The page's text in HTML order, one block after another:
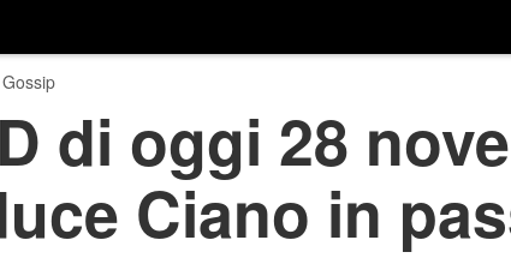
di oggi 28
Ciano in